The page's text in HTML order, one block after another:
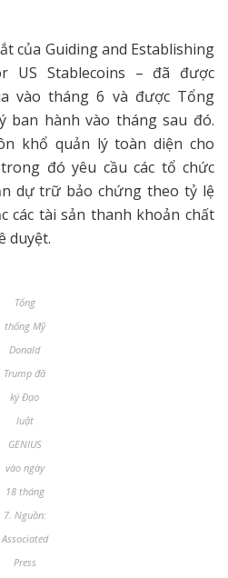
của Guiding and Establishing
US Stablecoins – đã được
vào tháng 6 và được Tổng
ban hành vào tháng sau đó.
khổ quản lý toàn diện cho
đó yêu cầu các tổ chức
dự trữ bảo chứng theo tỷ lệ
các tài sản thanh khoản chất
duyệt.
Tổng
thống Mỹ
Donald
Trump đã
ký Đạo
luật
GENIUS
vào ngày
18 tháng
7. Nguồn:
Associated
Press